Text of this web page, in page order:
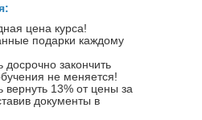
цена курса!
подарки каждому
закончить
не меняется!
13% от цены за
документы в